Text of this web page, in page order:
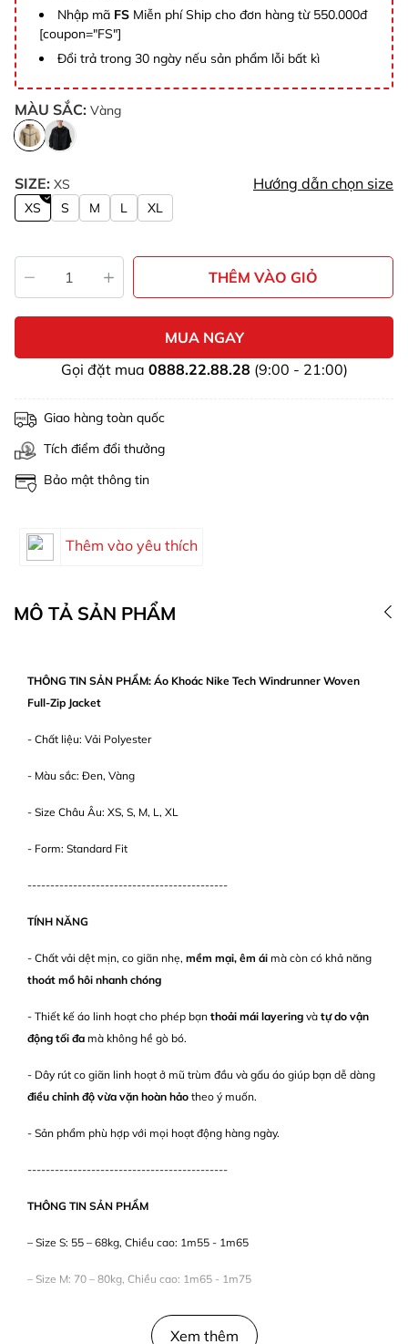
Nhập mã FS Miễn phí Ship cho đơn hàng từ 550.000đ
[coupon="FS"]
Đổi trả trong 30 ngày nếu sản phẩm lỗi bất kì
MÀU SẮC: Vàng
SIZE: XS Hướng dẫn chọn size
XS S M L XL
THÊM VÀO GIỎ
MUA NGAY
Gọi đặt mua 0888.22.88.28 (9:00 - 21:00)
Giao hàng toàn quốc
Tích điểm đổi thưởng
Bảo mật thông tin
Thêm vào yêu thích
MÔ TẢ SẢN PHẨM
THÔNG TIN SẢN PHẨM: Áo Khoác Nike Tech Windrunner Woven
Full-Zip Jacket
- Chất liệu: Vải Polyester
- Màu sắc: Đen, Vàng
- Size Châu Âu: XS, S, M, L, XL
- Form: Standard Fit
--------------------------------------------
TÍNH NĂNG
- Chất vải dệt mịn, co giãn nhẹ, mềm mại, êm ái mà còn có khả năng
thoát mồ hôi nhanh chóng
- Thiết kế áo linh hoạt cho phép bạn thoải mái layering và tự do vận
động tối đa mà không hề gò bó.
- Dây rút co giãn linh hoạt ở mũ trùm đầu và gấu áo giúp bạn dễ dàng
điều chỉnh độ vừa vặn hoàn hảo theo ý muốn.
- Sản phẩm phù hợp với mọi hoạt động hàng ngày.
--------------------------------------------
THÔNG TIN SẢN PHẨM
– Size S: 55 – 68kg, Chiều cao: 1m55 - 1m65
– Size M: 70 – 80kg, Chiều cao: 1m65 - 1m75
– Size L: 80 – 90kg, Chiều cao: 1m75 - 1m8
Xem thêm